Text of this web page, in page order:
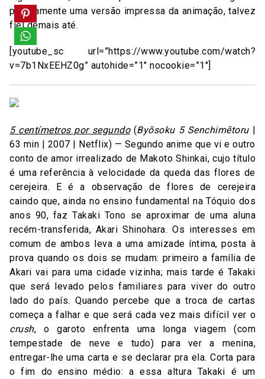
praticamente uma versão impressa da animação, talvez
fiel demais até.
[youtube_sc url=”https://www.youtube.com/watch?
v=7b1NxEEHZ0g” autohide=”1″ nocookie=”1″]
5 centímetros por segundo(Byōsoku 5 Senchimētoru|
63 min | 2007 | Netflix) — Segundo anime que vi e outro
conto de amor irrealizado de Makoto Shinkai, cujo título
é uma referência à velocidade da queda das flores de
cerejeira. E é a observação de flores de cerejeira
caindo que, ainda no ensino fundamental na Tóquio dos
anos 90, faz Takaki Tono se aproximar de uma aluna
recém-transferida, Akari Shinohara. Os interesses em
comum de ambos leva a uma amizade íntima, posta à
prova quando os dois se mudam: primeiro a família de
Akari vai para uma cidade vizinha; mais tarde é Takaki
que será levado pelos familiares para viver do outro
lado do país. Quando percebe que a troca de cartas
começa a falhar e que será cada vez mais difícil ver o
crush, o garoto enfrenta uma longa viagem (com
tempestade de neve e tudo) para ver a menina,
entregar-lhe uma carta e se declarar pra ela. Corta para
o fim do ensino médio: a essa altura Takaki é um